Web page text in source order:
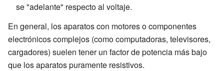
se "adelante" respecto al voltaje.
En general, los aparatos con motores o componentes
electrónicos complejos (como computadoras, televisores,
cargadores) suelen tener un factor de potencia más bajo
que los aparatos puramente resistivos.